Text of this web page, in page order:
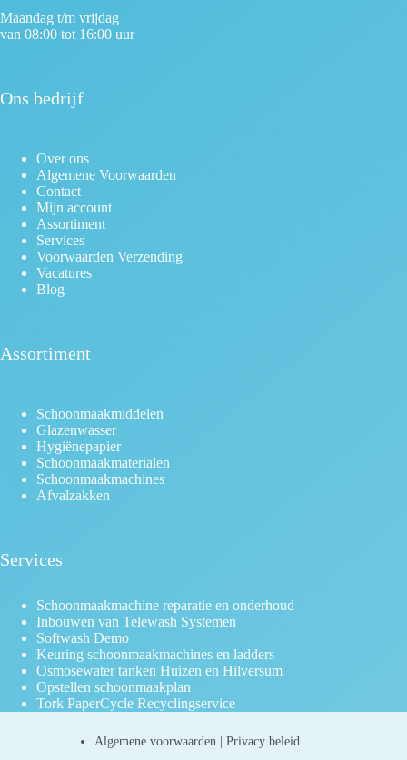
Maandag t/m vrijdag
van 08:00 tot 16:00 uur
Ons bedrijf
Over ons
Algemene Voorwaarden
Contact
Mijn account
Assortiment
Services
Voorwaarden Verzending
Vacatures
Blog
Assortiment
Schoonmaakmiddelen
Glazenwasser
Hygiënepapier
Schoonmaakmaterialen
Schoonmaakmachines
Afvalzakken
Services
Schoonmaakmachine reparatie en onderhoud
Inbouwen van Telewash Systemen
Softwash Demo
Keuring schoonmaakmachines en ladders
Osmosewater tanken Huizen en Hilversum
Opstellen schoonmaakplan
Tork PaperCycle Recyclingservice
Algemene voorwaarden |Privacy beleid